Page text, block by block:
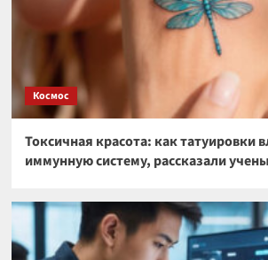
Космос
Токсичная красота: как татуировки
иммунную систему, рассказали